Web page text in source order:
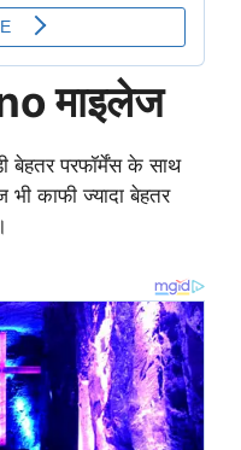
माइलेज
बेहतर परफॉर्मेंस के साथ
काफी ज्यादा बेहतर